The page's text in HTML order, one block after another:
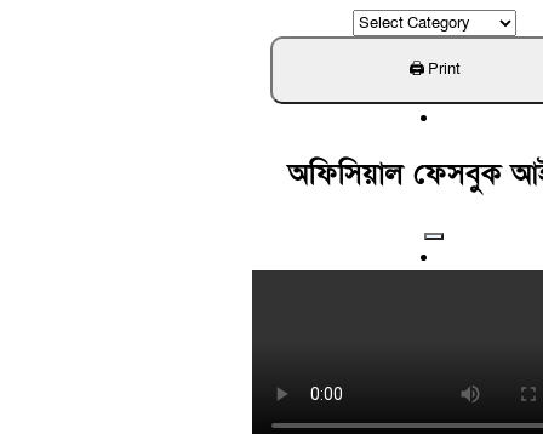
ক্যাটাগরি
খুঁজুন
অফিসিয়াল ফেসবুক